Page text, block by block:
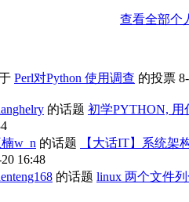
查看全部个
Perl对Python 使用调查 的投票
的话题 初学PYTHON, 用
w_n 的话题
【大话IT】系统架
16:48
的话题 linux 两个文件